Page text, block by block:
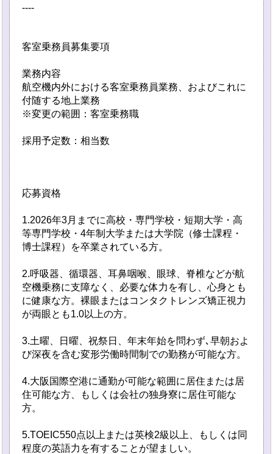
----
客室乗務員募集要項
業務内容
航空機内外における客室乗務員業務、およびこれに
付随する地上業務
※変更の範囲：客室乗務職
採用予定数：相当数
応募資格
1.2026年3月までに高校・専門学校・短期大学・高
等専門学校・4年制大学または大学院（修士課程・
博士課程）を卒業されている方。
2.呼吸器、循環器、耳鼻咽喉、眼球、脊椎などが航
空機乗務に支障なく、必要な体力を有し、心身とも
に健康な方。裸眼またはコンタクトレンズ矯正視力
が両眼とも1.0以上の方。
3.土曜、日曜、祝祭日、年末年始を問わず､早朝およ
び深夜を含む変形労働時間制での勤務が可能な方。
4.大阪国際空港に通勤が可能な範囲に居住または居
住可能な方、もしくは会社の独身寮に居住可能な
方。
5.TOEIC550点以上または英検2級以上、もしくは同
程度の英語力を有することが望ましい。